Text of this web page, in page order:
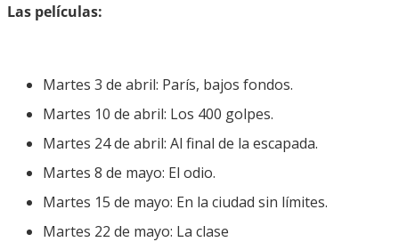
Las películas:
Martes 3 de abril: París, bajos fondos.
Martes 10 de abril: Los 400 golpes.
Martes 24 de abril: Al final de la escapada.
Martes 8 de mayo: El odio.
Martes 15 de mayo: En la ciudad sin límites.
Martes 22 de mayo: La clase